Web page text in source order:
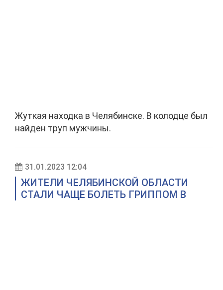
Жуткая находка в Челябинске. В колодце был
найден труп мужчины.
31.01.2023 12:04
ЖИТЕЛИ ЧЕЛЯБИНСКОЙ ОБЛАСТИ
СТАЛИ ЧАЩЕ БОЛЕТЬ ГРИППОМ B